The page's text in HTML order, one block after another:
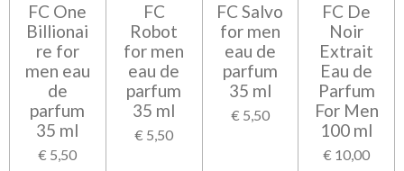
FC One
Billionai
re for
men eau
de
parfum
35 ml
€ 5,50
FC
Robot
for men
eau de
parfum
35 ml
€ 5,50
FC Salvo
for men
eau de
parfum
35 ml
€ 5,50
FC De
Noir
Extrait
Eau de
Parfum
For Men
100 ml
€ 10,00